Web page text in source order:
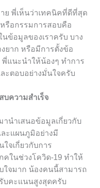
ย พี่เห็นว่าเทคนิคที่ดีที่สุด
รือกรรมการสอบคือ
ข้อมูลของเราครับ บาง
ยาก หรือมีการตั้งข้อ
พี่แนะนำให้น้องๆ ทำการ
ะตอบอย่างมั่นใจครับ
บความสำเร็จ
นำเสนอข้อมูลเกี่ยวกับ
ะแผนภูมิอย่างมี
จเกี่ยวกับการ
คในช่วงโควิด-19 ทำให้
ใจมาก น้องคนนี้สามารถ
บคะแนนสูงสุดครับ